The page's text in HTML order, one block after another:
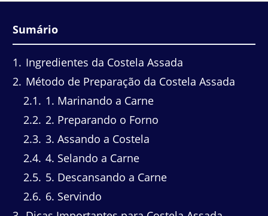
Sumário
1
Ingredientes da Costela Assada
2 Método de Preparação da Costela Assada
2.1
1. Marinando a Carne
2.2 2. Preparando o Forno
2.3 3. Assando a Costela
2.4 4. Selando a Carne
2.5 5. Descansando a Carne
2.6 6. Servindo